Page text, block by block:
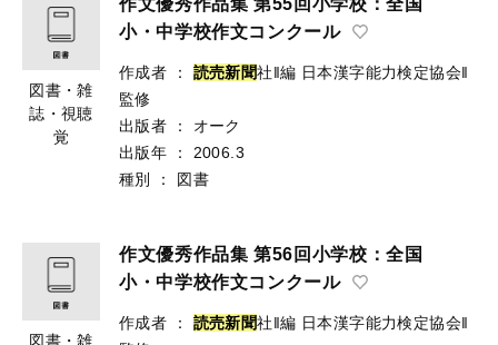
図書・雑
誌・視聴
覚
小・中学校作文コンクール
作成者 ： 読売新聞社‖編 日本漢字能力検定協会‖
監修
出版者
：
オーク
出版年
：
2006.3
種別
： 図書
図書・雑
作文優秀作品集 第56回小学校：全国
小・中学校作文コンクール
作成者 ： 読売新聞社‖編 日本漢字能力検定協会‖